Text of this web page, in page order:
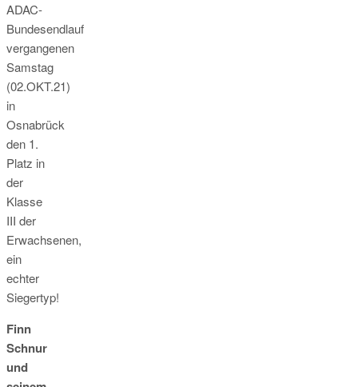
ADAC-
Bundesendlauf
vergangenen
Samstag
(02.OKT.21)
in
Osnabrück
den 1.
Platz in
der
Klasse
III der
Erwachsenen,
ein
echter
Siegertyp!
Finn
Schnur
und